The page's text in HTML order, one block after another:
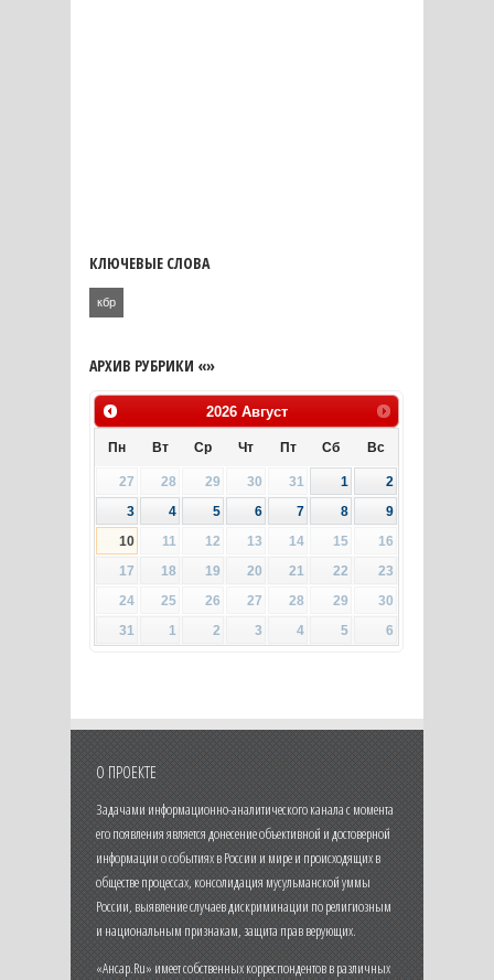
КЛЮЧЕВЫЕ СЛОВА
кбр
АРХИВ РУБРИКИ «»
2026 Август
Пн Вт Ср Чт Пт Сб Вс
27 28 29 30 31 1
2
3
4 5 6 7 8
9
10
11 12 13 14 15
16
17
18 19 20 21 22
23
24
25 26 27 28 29
30
31
1 2 3 4 5 6
О ПРОЕКТЕ
Задачами информационно-аналитического канала с момента
его появления является донесение объективной и достоверной
информации о событиях в России и мире и происходящих в
обществе процессах, консолидация мусульманской уммы
России, выявление случаев дискриминации по религиозным
и национальным признакам, защита прав верующих.
«Ансар.Ru» имеет собственных корреспондентов в различных